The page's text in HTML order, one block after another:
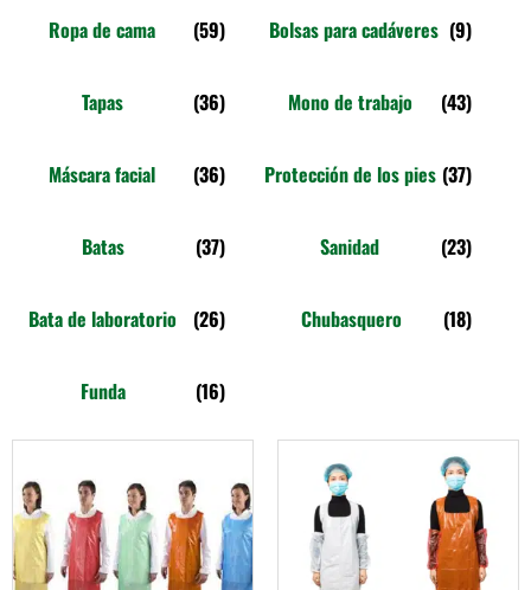
Ropa de cama (59) Bolsas para cadáveres (9)
Tapas (36) Mono de trabajo (43)
Máscara facial (36) Protección de los pies (37)
Batas (37) Sanidad (23)
Bata de laboratorio (26) Chubasquero (18)
Funda (16)